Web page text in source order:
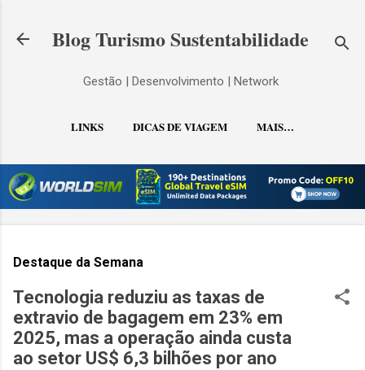
Blog Turismo Sustentabilidade
Gestão | Desenvolvimento | Network
LINKS DICAS DE VIAGEM MAIS…
CONTATO
Destaque da Semana
Tecnologia reduziu as taxas de
extravio de bagagem em 23% em
2025, mas a operação ainda custa
ao setor US$ 6,3 bilhões por ano